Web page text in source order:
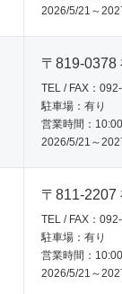
2026/5/21～
〒819-0378
TEL / FAX：
駐車場：有り
営業時間：
2026/5/21～
〒811-2207
TEL / FAX：
駐車場：有り
営業時間：
2026/5/21～